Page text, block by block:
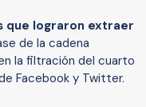
que lograron extraer
de la cadena
la filtración del cuarto
Facebook y Twitter.